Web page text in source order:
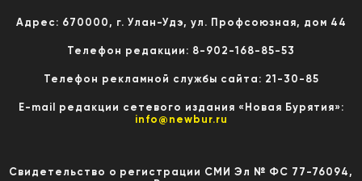
Адрес: 670000, г. Улан-Удэ, ул. Профсоюзная, дом 44
Телефон редакции: 8-902-168-85-53
Телефон рекламной службы сайта: 21-30-85
E-mail редакции сетевого издания «Новая Бурятия»:
info@newbur.ru
Свидетельство о регистрации СМИ Эл № ФС 77-76094,